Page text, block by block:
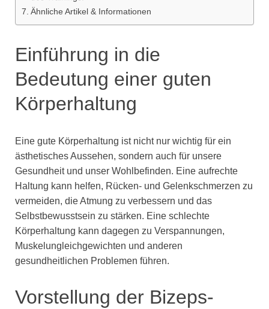
Ähnliche Artikel & Informationen
Einführung in die
Bedeutung einer guten
Körperhaltung
Eine gute Körperhaltung ist nicht nur wichtig für ein
ästhetisches Aussehen, sondern auch für unsere
Gesundheit und unser Wohlbefinden. Eine aufrechte
Haltung kann helfen, Rücken- und Gelenkschmerzen zu
vermeiden, die Atmung zu verbessern und das
Selbstbewusstsein zu stärken. Eine schlechte
Körperhaltung kann dagegen zu Verspannungen,
Muskelungleichgewichten und anderen
gesundheitlichen Problemen führen.
Vorstellung der Bizeps-